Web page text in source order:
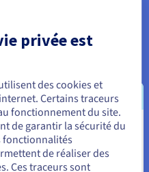
différentes tables qui nous
doivent être normalisées
temps nécessiterait
vers les différentes
Cependant, une telle
peu pratique et peut
le traitement des
en États-
privée est
des cookies et
Certains traceurs
fonctionnement du site.
de garantir la sécurité du
fonctionnalités
de réaliser des
Ces traceurs sont